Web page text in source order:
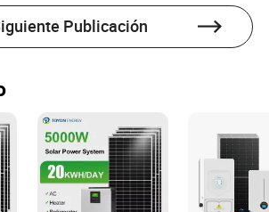
amateur en ese momento,
por exalumnos de escuelas
de 1876 al fútbol moderno?
organizados podían atraer
allanando el camino para las ligas
hoy.
Publicación